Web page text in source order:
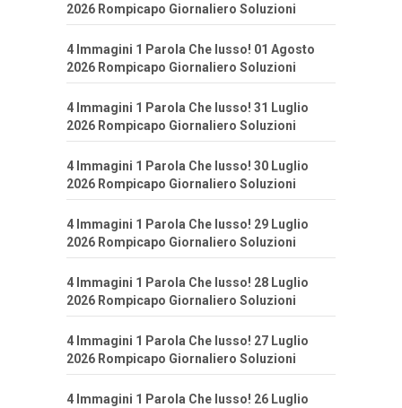
2026 Rompicapo Giornaliero Soluzioni
4 Immagini 1 Parola Che lusso! 01 Agosto
2026 Rompicapo Giornaliero Soluzioni
4 Immagini 1 Parola Che lusso! 31 Luglio
2026 Rompicapo Giornaliero Soluzioni
4 Immagini 1 Parola Che lusso! 30 Luglio
2026 Rompicapo Giornaliero Soluzioni
4 Immagini 1 Parola Che lusso! 29 Luglio
2026 Rompicapo Giornaliero Soluzioni
4 Immagini 1 Parola Che lusso! 28 Luglio
2026 Rompicapo Giornaliero Soluzioni
4 Immagini 1 Parola Che lusso! 27 Luglio
2026 Rompicapo Giornaliero Soluzioni
4 Immagini 1 Parola Che lusso! 26 Luglio